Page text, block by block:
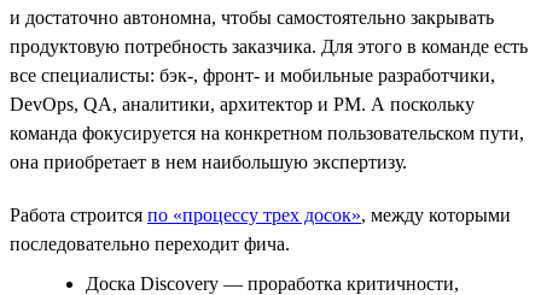
и достаточно автономна, чтобы самостоятельно закрывать
продуктовую потребность заказчика. Для этого в команде есть
все специалисты: бэк-, фронт- и мобильные разработчики,
DevOps, QA, аналитики, архитектор и PM. А поскольку
команда фокусируется на конкретном пользовательском пути,
она приобретает в нем наибольшую экспертизу.
Работа строится по «процессу трех досок», между которыми
последовательно переходит фича.
Доска Discovery — проработка критичности,